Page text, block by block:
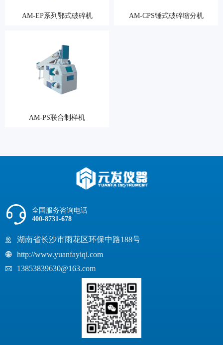
AM-EP系列鄂式破碎机 AM-CPS锤式破碎缩分机
AM-PS联合制样机
全国服务咨询电话
400-8731-678
湖南省长沙市雨花区环保中路188号
http://www.yuanfayiqi.com
13853839630@163.com